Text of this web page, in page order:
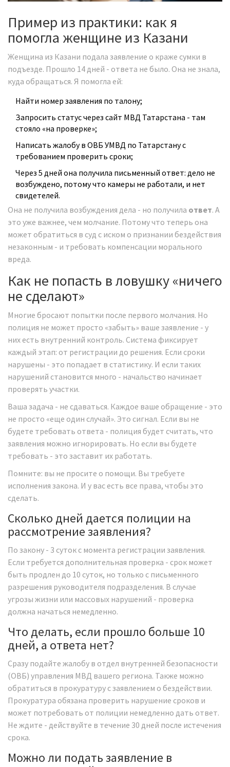
Пример из практики: как я
помогла женщине из Казани
Женщина из Казани подала заявление о краже сумки в
подъезде. Прошло 14 дней - ответа не было. Она не знала,
куда обращаться. Я помогла ей:
Найти номер заявления по талону;
Запросить статус через сайт МВД Татарстана - там
стояло «на проверке»;
Написать жалобу в ОВБ УМВД по Татарстану с
требованием проверить сроки;
Через 5 дней она получила письменный ответ: дело не
возбуждено, потому что камеры не работали, и нет
свидетелей.
Она не получила возбуждения дела - но получила ответ. А
это уже важнее, чем молчание. Потому что теперь она
может обратиться в суд с иском о признании бездействия
незаконным - и требовать компенсации морального
вреда.
Как не попасть в ловушку «ничего
не сделают»
Многие бросают попытки после первого молчания. Но
полиция не может просто «забыть» ваше заявление - у
них есть внутренний контроль. Система фиксирует
каждый этап: от регистрации до решения. Если сроки
нарушены - это попадает в статистику. И если таких
нарушений становится много - начальство начинает
проверять участки.
Ваша задача - не сдаваться. Каждое ваше обращение - это
не просто «еще один случай». Это сигнал. Если вы не
будете требовать ответа - полиция будет считать, что
заявления можно игнорировать. Но если вы будете
требовать - это заставит их работать.
Помните: вы не просите о помощи. Вы требуете
исполнения закона. И у вас есть все права, чтобы это
сделать.
Сколько дней дается полиции на
рассмотрение заявления?
По закону - 3 суток с момента регистрации заявления.
Если требуется дополнительная проверка - срок может
быть продлен до 10 суток, но только с письменного
разрешения руководителя подразделения. В случае
угрозы жизни или массовых нарушений - проверка
должна начаться немедленно.
Что делать, если прошло больше 10
дней, а ответа нет?
Сразу подайте жалобу в отдел внутренней безопасности
(ОВБ) управления МВД вашего региона. Также можно
обратиться в прокуратуру с заявлением о бездействии.
Прокуратура обязана проверить нарушение сроков и
может потребовать от полиции немедленно дать ответ.
Не ждите - действуйте в течение 30 дней после истечения
срока.
Можно ли подать заявление в